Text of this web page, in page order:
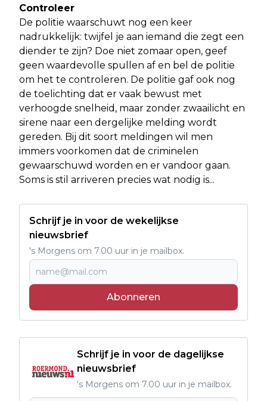
Controleer
De politie waarschuwt nog een keer
nadrukkelijk: twijfel je aan iemand die zegt een
diender te zijn? Doe niet zomaar open, geef
geen waardevolle spullen af en bel de politie
om het te controleren. De politie gaf ook nog
de toelichting dat er vaak bewust met
verhoogde snelheid, maar zonder zwaailicht en
sirene naar een dergelijke melding wordt
gereden. Bij dit soort meldingen wil men
immers voorkomen dat de criminelen
gewaarschuwd worden en er vandoor gaan.
Soms is stil arriveren precies wat nodig is...
Schrijf je in voor de wekelijkse
nieuwsbrief
's Morgens om 7.00 uur in je mailbox.
Abonneren
Schrijf je in voor de dagelijkse
nieuwsbrief
's Morgens om 7.00 uur in je mailbox.